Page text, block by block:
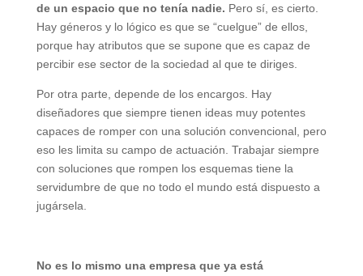
de un espacio que no tenía nadie. Pero sí, es cierto.
Hay géneros y lo lógico es que se “cuelgue” de ellos,
porque hay atributos que se supone que es capaz de
percibir ese sector de la sociedad al que te diriges.
Por otra parte, depende de los encargos. Hay
diseñadores que siempre tienen ideas muy potentes
capaces de romper con una solución convencional, pero
eso les limita su campo de actuación. Trabajar siempre
con soluciones que rompen los esquemas tiene la
servidumbre de que no todo el mundo está dispuesto a
jugársela.
No es lo mismo una empresa que ya está